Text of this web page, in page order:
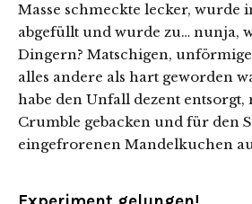
Masse schmeckte lecker,
abgefüllt und wurde zu… nunja,
Dingern? Matschigen,
alles andere als hart geworden
habe den Unfall dezent entsorgt,
Crumble gebacken und für den
eingefrorenen Mandelkuchen